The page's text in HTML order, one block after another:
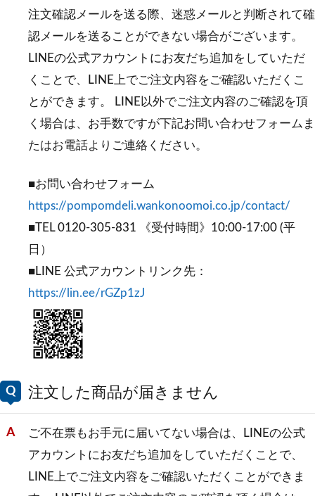
注文確認メールを送る際、迷惑メールと判断されて確
認メールを送ることができない場合がございます。
LINEの公式アカウントにお友だち追加をしていただ
くことで、LINE上でご注文内容をご確認いただくこ
とができます。 LINE以外でご注文内容のご確認を頂
く場合は、お手数ですが下記お問い合わせフォームま
たはお電話よりご連絡ください。
■お問い合わせフォーム
https://pompomdeli.wankonoomoi.co.jp/contact/
■TEL 0120-305-831 《受付時間》10:00-17:00 (平
日）
■LINE 公式アカウントリンク先：
https://lin.ee/rGZp1zJ
注文した商品が届きません
ご不在票もお手元に届いてない場合は、LINEの公式
アカウントにお友だち追加をしていただくことで、
LINE上でご注文内容をご確認いただくことができま